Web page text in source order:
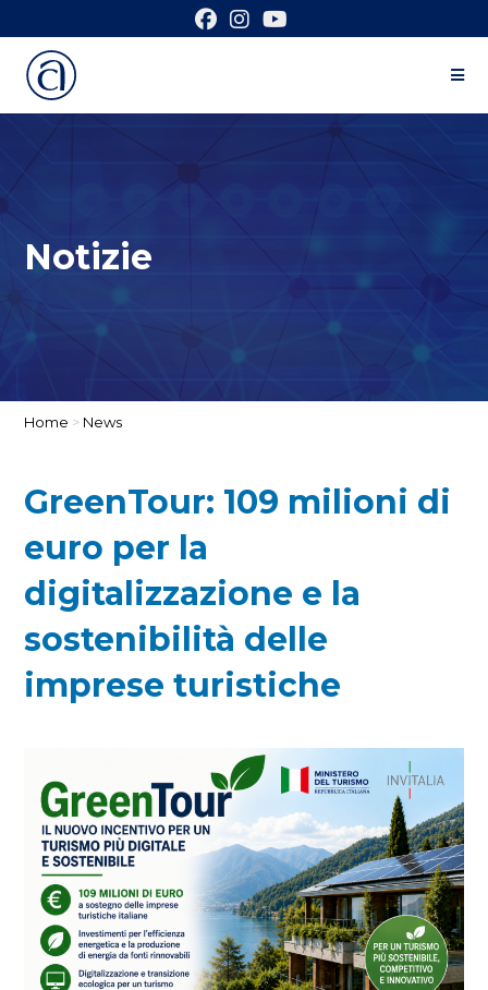
Notizie
Home > News
GreenTour: 109 milioni di
euro per la
digitalizzazione e la
sostenibilità delle
imprese turistiche